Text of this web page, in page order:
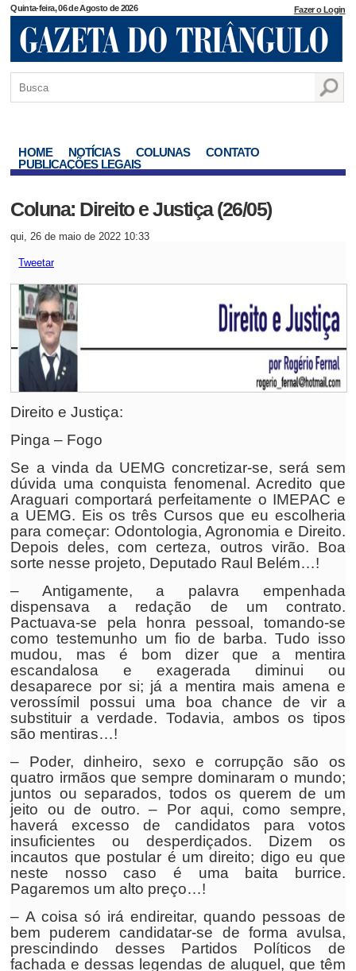
Quinta-feira, 06 de Agosto de 2026 Fazer o Login
HOME NOTÍCIAS COLUNAS
CONTATO
PUBLICAÇÕES LEGAIS
Coluna: Direito e Justiça (26/05)
qui, 26 de maio de 2022 10:33
Tweetar
Direito e Justiça:
Pinga – Fogo
Se a vinda da UEMG concretizar-se, será sem
dúvida uma conquista fenomenal. Acredito que
Araguari comportará perfeitamente o IMEPAC e
a UEMG. Eis os três Cursos que eu escolheria
para começar: Odontologia, Agronomia e Direito.
Depois deles, com certeza, outros virão. Boa
sorte nesse projeto, Deputado Raul Belém…!
– Antigamente, a palavra empenhada
dispensava a redação de um contrato.
Pactuava-se pela honra pessoal, tomando-se
como testemunho um fio de barba. Tudo isso
mudou, mas é bom dizer que a mentira
escandalosa e exagerada diminui ou
desaparece por si; já a mentira mais amena e
verossímil possui uma boa chance de vir a
substituir a verdade. Todavia, ambos os tipos
são mentiras…!
– Poder, dinheiro, sexo e corrupção são os
quatro irmãos que sempre dominaram o mundo;
juntos ou separados, todos os querem de um
jeito ou de outro. – Por aqui, como sempre,
haverá excesso de candidatos para votos
insuficientes ou desperdiçados. Dizem os
incautos que postular é um direito; digo eu que
neste nosso caso é uma baita burrice.
Pagaremos um alto preço…!
– A coisa só irá endireitar, quando pessoas de
bem puderem candidatar-se de forma avulsa,
prescindindo desses Partidos Políticos de
fachada e dessas legendas de aluguel, que têm